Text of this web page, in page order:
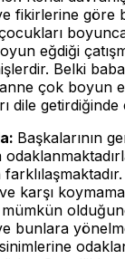
fikirlerine göre
eğdiği
Belki
çok boyun
dile getirdiğinde
Başkalarının
karşı
mümkün
bunlara